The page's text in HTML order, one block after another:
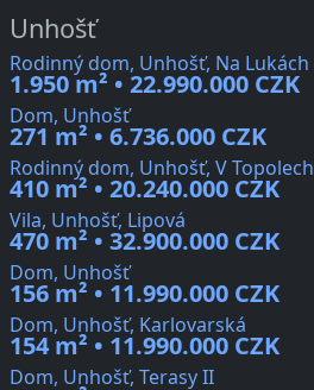
Unhošť
Rodinný dom, Unhošť, Na Lukách
1.950 m² • 22.990.000 CZK
Dom, Unhošť
271 m² • 6.736.000 CZK
Rodinný dom, Unhošť, V Topolech
410 m² • 20.240.000 CZK
Vila, Unhošť, Lipová
470 m² • 32.900.000 CZK
Dom, Unhošť
156 m² • 11.990.000 CZK
Dom, Unhošť, Karlovarská
154 m² • 11.990.000 CZK
Dom, Unhošť, Terasy II